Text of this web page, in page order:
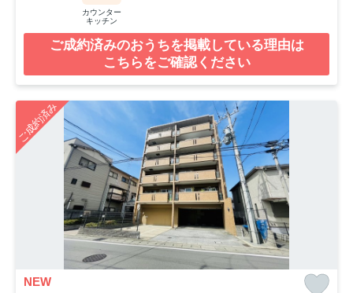
カウンター
キッチン
ご成約済みのおうちを掲載している理由は
こちらをご確認ください
ご成約済み
NEW